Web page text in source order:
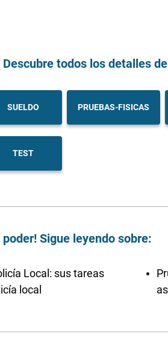
Descubre todos los detalles
SUELDO PRUEBAS-FISICAS
TEST
Sigue leyendo sobre:
Local: sus tareas
local